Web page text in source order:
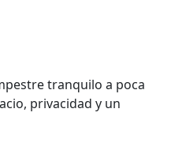
tranquilo a poca
privacidad y un